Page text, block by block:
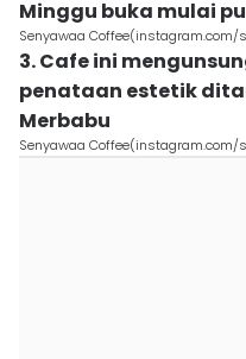
Minggu buka mulai
Senyawaa Coffee(instagram.com/
3. Cafe ini
penataan estetik
Merbabu
Senyawaa Coffee(instagram.com/